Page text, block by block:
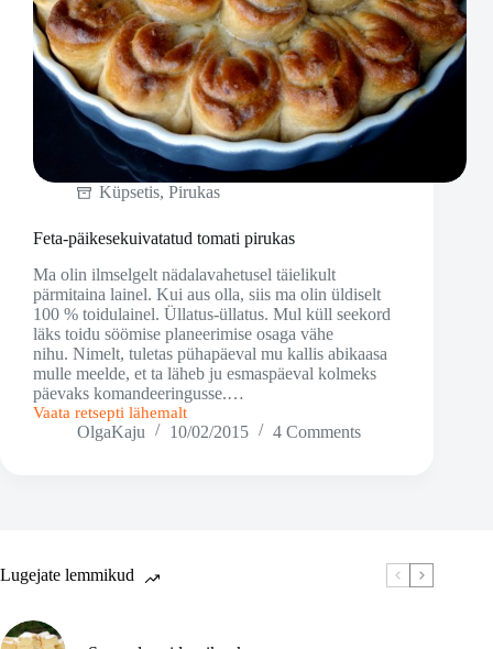
Küpsetis, Pirukas
Feta-päikesekuivatatud tomati pirukas
Ma olin ilmselgelt nädalavahetusel täielikult
pärmitaina lainel. Kui aus olla, siis ma olin üldiselt
100 % toidulainel. Üllatus-üllatus. Mul küll seekord
läks toidu söömise planeerimise osaga vähe
nihu. Nimelt, tuletas pühapäeval mu kallis abikaasa
mulle meelde, et ta läheb ju esmaspäeval kolmeks
päevaks komandeeringusse.…
Vaata retsepti lähemalt
Feta-
päikesekuivatatud
OlgaKaju 10/02/2015 4 Comments
Lugejate lemmikud